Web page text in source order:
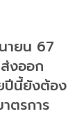
ายน 67
งออก
ปีนี้ยังต้อง
ตรการ